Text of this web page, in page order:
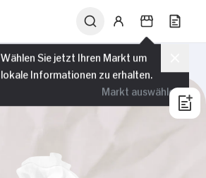
Wählen Sie jetzt Ihren Markt um
lokale Informationen zu erhalten.
Markt auswählen